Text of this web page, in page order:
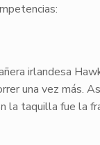
irlandesa
una vez más.
la taquilla fue la